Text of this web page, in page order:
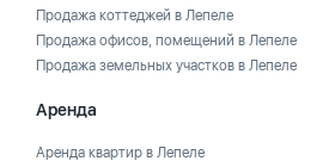
Продажа коттеджей в Лепеле
Продажа офисов, помещений в Лепеле
Продажа земельных участков в Лепеле
Аренда
Аренда квартир в Лепеле